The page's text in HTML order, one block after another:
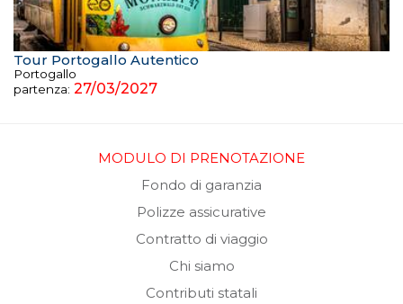
Tour Portogallo Autentico
Portogallo
partenza: 27/03/2027
MODULO DI PRENOTAZIONE
Fondo di garanzia
Polizze assicurative
Contratto di viaggio
Chi siamo
Contributi statali